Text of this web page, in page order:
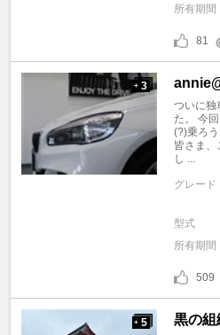
所有期間
81
+ 3
ついに独
た。 今
(?)乗ろ
皆さま、
し ...
グレード
型式
所有期間
509
+ 5 黒の組